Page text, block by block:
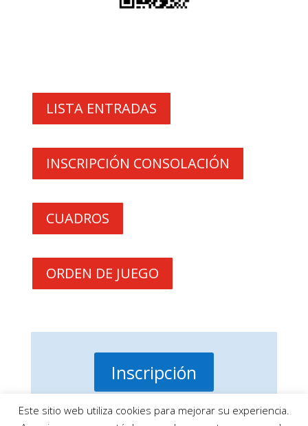
LISTA ENTRADAS
INSCRIPCIÓN CONSOLACIÓN
CUADROS
ORDEN DE JUEGO
Inscripción
Este sitio web utiliza cookies para mejorar su experiencia.